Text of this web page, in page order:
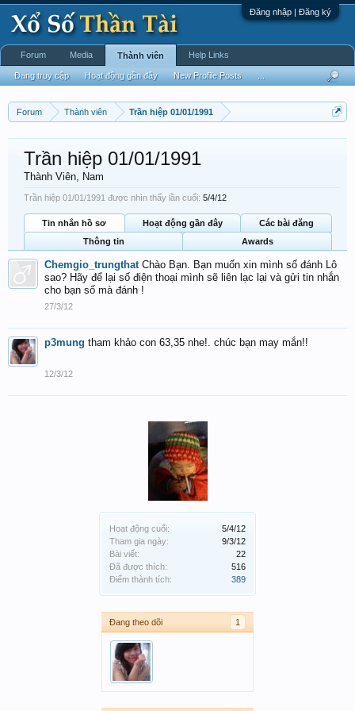
Đăng nhập | Đăng ký
Forum Thành viên Trần hiệp 01/01/1991
Hoạt động cuối:
5/4/12
Tham gia ngày:
9/3/12
Bài viết:
22
Đã được thích:
516
Điểm thành tích:
389
Đang theo dõi 1
Trần hiệp 01/01/1991
Thành Viên, Nam
Trần hiệp 01/01/1991 được nhìn thấy lần cuối: 5/4/12
Tin nhắn hồ sơ Hoạt động gần đây
Các bài đăng
Thông tin
Awards
Chemgio_trungthat Chào Bạn. Bạn muốn xin mình số đánh Lô
sao? Hãy để lại số điện thoại mình sẽ liên lạc lại và gửi tin nhắn
cho bạn số mà đánh !
27/3/12
p3mung tham khảo con 63,35 nhe!. chúc bạn may mắn!!
12/3/12
Forum Media Thành viên
Đang truy cập Hoạt động gần đây New Profile Posts
Help Links